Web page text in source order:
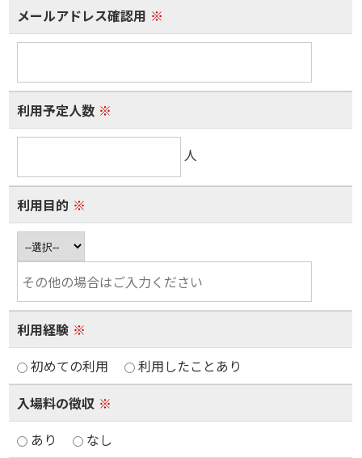
メールアドレス確認用 ※
利用予定人数 ※
人
利用目的 ※
利用経験 ※
初めての利用
利用したことあり
入場料の徴収 ※
あり
なし